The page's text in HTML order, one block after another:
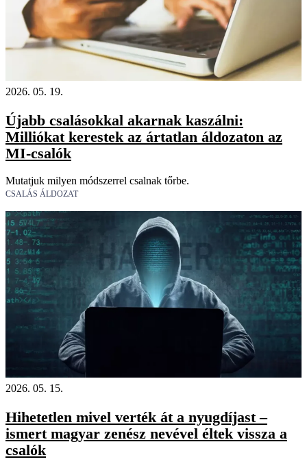
2026. 05. 19.
Újabb csalásokkal akarnak kaszálni:
Milliókat kerestek az ártatlan áldozaton az
MI-csalók
Mutatjuk milyen módszerrel csalnak tőrbe.
CSALÁS ÁLDOZAT
2026. 05. 15.
Hihetetlen mivel verték át a nyugdíjast –
ismert magyar zenész nevével éltek vissza a
csalók